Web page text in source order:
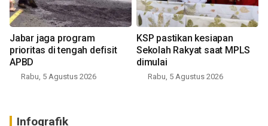
Jabar jaga program
prioritas di tengah defisit
APBD
Rabu, 5 Agustus 2026
KSP pastikan kesiapan
Sekolah Rakyat saat MPLS
dimulai
Rabu, 5 Agustus 2026
Infografik